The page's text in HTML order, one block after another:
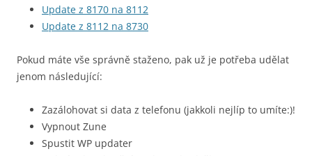
Update z 8170 na 8112
Update z 8112 na 8730
Pokud máte vše správně staženo, pak už je potřeba udělat
jenom následující:
Zazálohovat si data z telefonu (jakkoli nejlíp to umíte:)!
Vypnout Zune
Spustit WP updater